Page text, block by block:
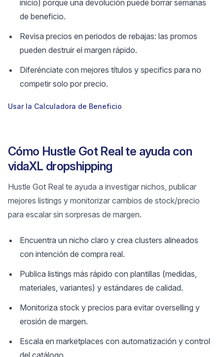
inicio) porque una devolución puede borrar semanas
de beneficio.
Revisa precios en periodos de rebajas: las promos
pueden destruir el margen rápido.
Diferénciate con mejores títulos y specifics para no
competir solo por precio.
Usar la Calculadora de Beneficio
Cómo Hustle Got Real te ayuda con
vidaXL dropshipping
Hustle Got Real te ayuda a investigar nichos, publicar
mejores listings y monitorizar cambios de stock/precio
para escalar sin sorpresas de margen.
Encuentra un nicho claro y crea clusters alineados
con intención de compra real.
Publica listings más rápido con plantillas (medidas,
materiales, variantes) y estándares de calidad.
Monitoriza stock y precios para evitar overselling y
erosión de margen.
Escala en marketplaces con automatización y control
del catálogo.